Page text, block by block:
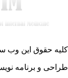
حقوق این وب
و برنامه